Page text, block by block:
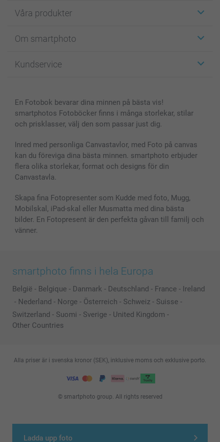
Ladda upp foto
Våra produkter
Fotokort
Fotoböcker
Skal till Mobil & Surfplatta
MyNameBook
Fotoramar & Tillbehör
Presentkort
Alla fotoprodukter
Om smartphoto
För affiliates
Sitemap
Villkor och garantier
Kundservice
smartbonus
Priser & betalning
En Fotobok bevarar dina minnen på bästa vis!
smartphotos Fotoböcker finns i många storlekar, stilar
och prisklasser, välj den som passar just dig.
Inred med personliga Canvastavlor, med Foto på canvas
kan du föreviga dina bästa minnen. smartphoto erbjuder
flera olika storlekar, format och designs för din
Canvastavla.
Skapa fina Fotopresenter som Kudde med foto, Mugg,
Mobilskal, iPad-skal eller Musmatta med dina bästa
bilder. En Fotopresent är den perfekta gåvan till familj och
vänner.
smartphoto finns i hela Europa
België - Belgique - Danmark - Deutschland - France - Ireland
- Nederland - Norge - Österreich - Schweiz - Suisse -
Switzerland - Suomi - Sverige - United Kingdom -
Other Countries
© smartphoto group. All rights reserved
Alla priser är i svenska kronor (SEK), inklusive moms och exklusive porto.